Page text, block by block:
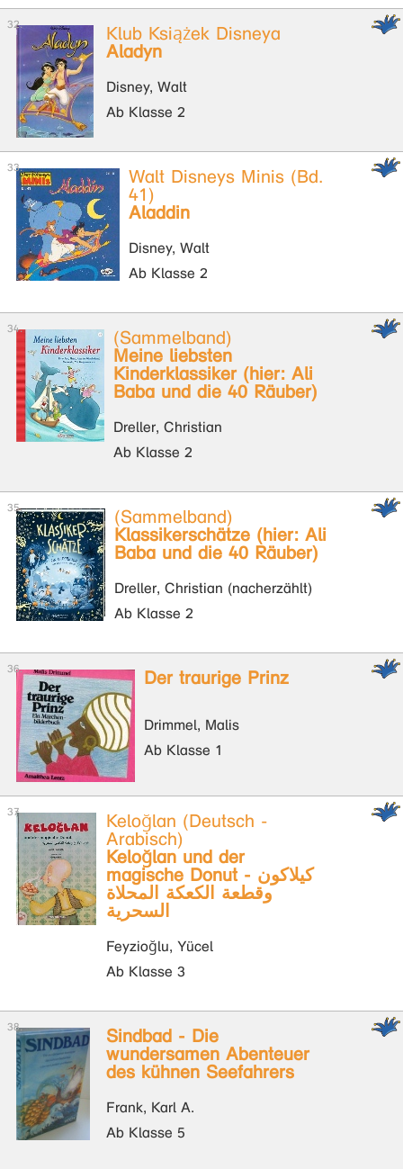
Klub Książek Disneya
Aladyn
Disney, Walt
Ab Klasse 2
Walt Disneys Minis (Bd.
41)
Aladdin
Disney, Walt
Ab Klasse 2
(Sammelband)
Meine liebsten
Kinderklassiker (hier: Ali
Baba und die 40 Räuber)
Dreller, Christian
Ab Klasse 2
(Sammelband)
Klassikerschätze (hier: Ali
Baba und die 40 Räuber)
Dreller, Christian (nacherzählt)
Ab Klasse 2
Der traurige Prinz
Drimmel, Malis
Ab Klasse 1
Keloğlan (Deutsch -
Arabisch)
Keloğlan und der
magische Donut - كيلاكون
وقطعة الكعكة المحلاة
السحرية
Feyzioğlu, Yücel
Ab Klasse 3
Sindbad - Die
wundersamen Abenteuer
des kühnen Seefahrers
Frank, Karl A.
Ab Klasse 5